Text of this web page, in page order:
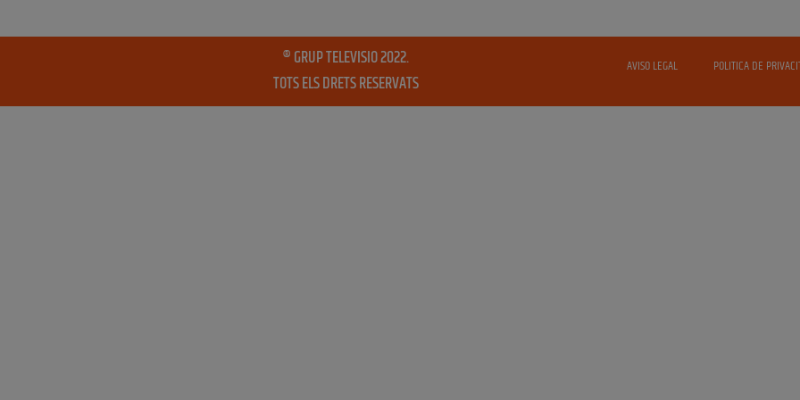
® GRUP TELEVISIO 2022.
TOTS ELS DRETS RESERVATS
AVISO LEGAL POLITICA DE